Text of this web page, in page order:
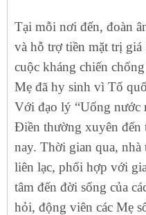
Tại mỗi nơi đến, đoàn
và hỗ trợ tiền mặt trị
cuộc kháng chiến
Mẹ đã hy sinh vì Tổ
Với đạo lý “Uống nước
Điền thường xuyên đến
nay. Thời gian qua,
liên lạc, phối hợp với
tâm đến đời sống của
hỏi, động viên các Mẹ